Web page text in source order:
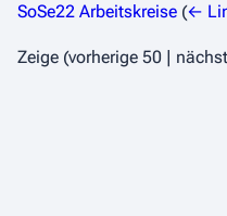
SoSe22 Arbeitskreise (←
Zeige (vorherige 50